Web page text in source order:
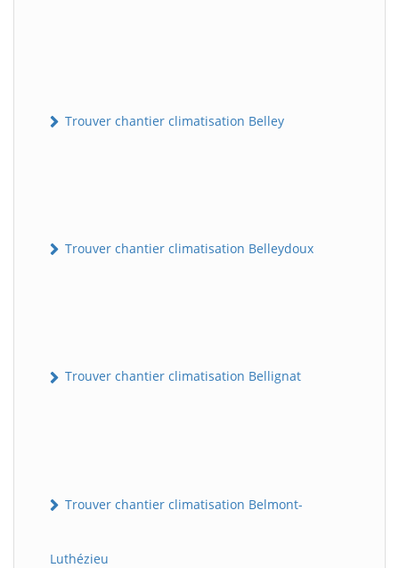
Trouver chantier climatisation Belley
Trouver chantier climatisation Belleydoux
Trouver chantier climatisation Bellignat
Trouver chantier climatisation Belmont-
Luthézieu